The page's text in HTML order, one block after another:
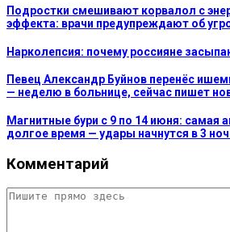
Подростки смешивают корвалол с
эффекта: врачи предупреждают об
Нарколепсия: почему россияне
Певец Александр Буйнов перенёс
— неделю в больнице, сейчас пишет
Магнитные бури с 9 по 14 июня: самая
долгое время — удары начнутся в 3
Комментарий